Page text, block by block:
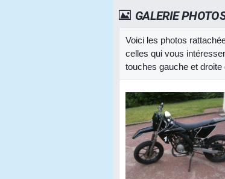
GALERIE
Voici les photos
celles qui vous
touches gauche et droite